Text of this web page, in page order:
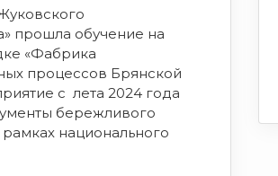
прошла обучение на
«Фабрика
процессов Брянской
с лета 2024 года
бережливого
национального